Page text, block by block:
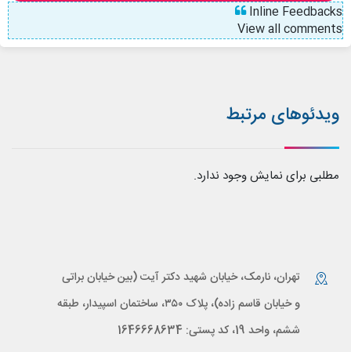
Inline Feedbacks
View all comments
ویدئوهای مرتبط
مطلبی برای نمایش وجود ندارد.
تهران، نارمک، خیابان شهید دکتر آیت (بین خیابان براتی
و خیابان قاسم زاده)، پلاک ۳۵۰، ساختمان اسپیدار، طبقه
ششم، واحد 19، کد پستی: 1646668634